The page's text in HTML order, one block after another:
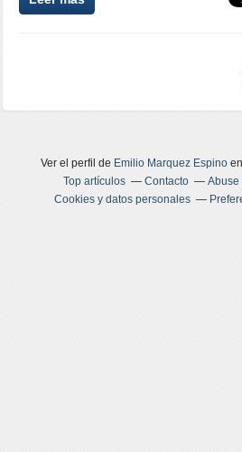
Ver el perfil de Emilio Marquez Espinoen
Top artículos
Contacto Abuse
Cookies y datos personales